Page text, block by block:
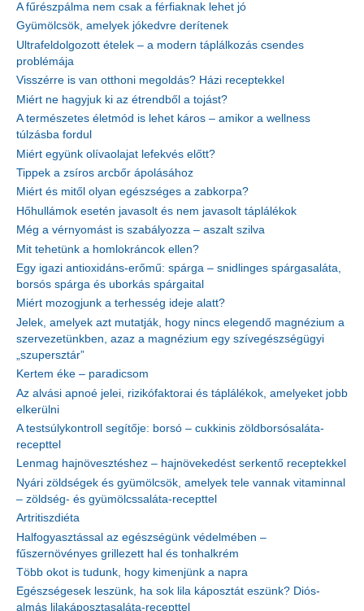
A fűrészpálma nem csak a férfiaknak lehet jó
Gyümölcsök, amelyek jókedvre derítenek
Ultrafeldolgozott ételek – a modern táplálkozás csendes
problémája
Visszérre is van otthoni megoldás? Házi receptekkel
Miért ne hagyjuk ki az étrendből a tojást?
A természetes életmód is lehet káros – amikor a wellness
túlzásba fordul
Miért együnk olívaolajat lefekvés előtt?
Tippek a zsíros arcbőr ápolásához
Miért és mitől olyan egészséges a zabkorpa?
Hőhullámok esetén javasolt és nem javasolt táplálékok
Még a vérnyomást is szabályozza – aszalt szilva
Mit tehetünk a homlokráncok ellen?
Egy igazi antioxidáns-erőmű: spárga – snidlinges spárgasaláta,
borsós spárga és uborkás spárgaital
Miért mozogjunk a terhesség ideje alatt?
Jelek, amelyek azt mutatják, hogy nincs elegendő magnézium a
szervezetünkben, azaz a magnézium egy szívegészségügyi
„szupersztár”
Kertem éke – paradicsom
Az alvási apnoé jelei, rizikófaktorai és táplálékok, amelyeket jobb
elkerülni
A testsúlykontroll segítője: borsó – cukkinis zöldborsósaláta-
recepttel
Lenmag hajnövesztéshez – hajnövekedést serkentő receptekkel
Nyári zöldségek és gyümölcsök, amelyek tele vannak vitaminnal
– zöldség- és gyümölcssaláta-recepttel
Artritiszdiéta
Halfogyasztással az egészségünk védelmében –
fűszernövényes grillezett hal és tonhalkrém
Több okot is tudunk, hogy kimenjünk a napra
Egészségesek leszünk, ha sok lila káposztát eszünk? Diós-
almás lilakáposztasaláta-recepttel